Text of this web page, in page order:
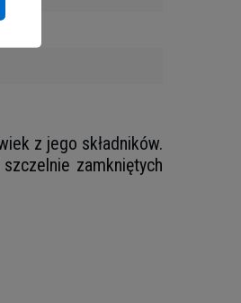
z jego składników.
zamkniętych